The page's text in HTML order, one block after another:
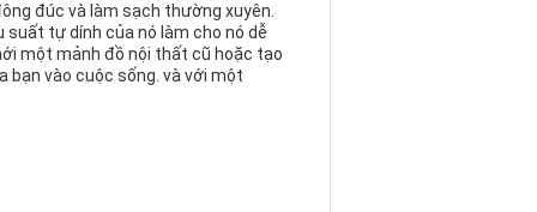
đúc và làm sạch thường xuyên.
suất tự dính của nó làm cho nó dễ
một mảnh đồ nội thất cũ hoặc tạo
bạn vào cuộc sống. và với một